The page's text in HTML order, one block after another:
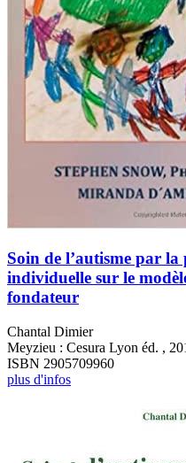
Soin de l’autisme par la
individuelle sur le
fondateur
Chantal Dimier
Meyzieu : Cesura Lyon éd. ,
ISBN 2905709960
plus d'infos